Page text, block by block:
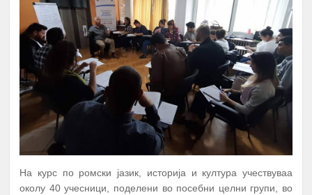
На курс по ромски јазик, историја и култура учествуваа
околу 40 учесници, поделени во посебни целни групи, во